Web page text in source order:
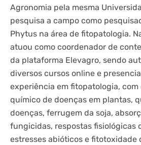
Agronomia pela mesma
pesquisa a campo como
Phytus na área de fitopatologia.
atuou como coordenador de
da plataforma Elevagro, sendo
diversos cursos online e
experiência em fitopatologia,
químico de doenças em plantas,
doenças, ferrugem da soja,
fungicidas, respostas fisiológicas
estresses abióticos e fitotoxidade